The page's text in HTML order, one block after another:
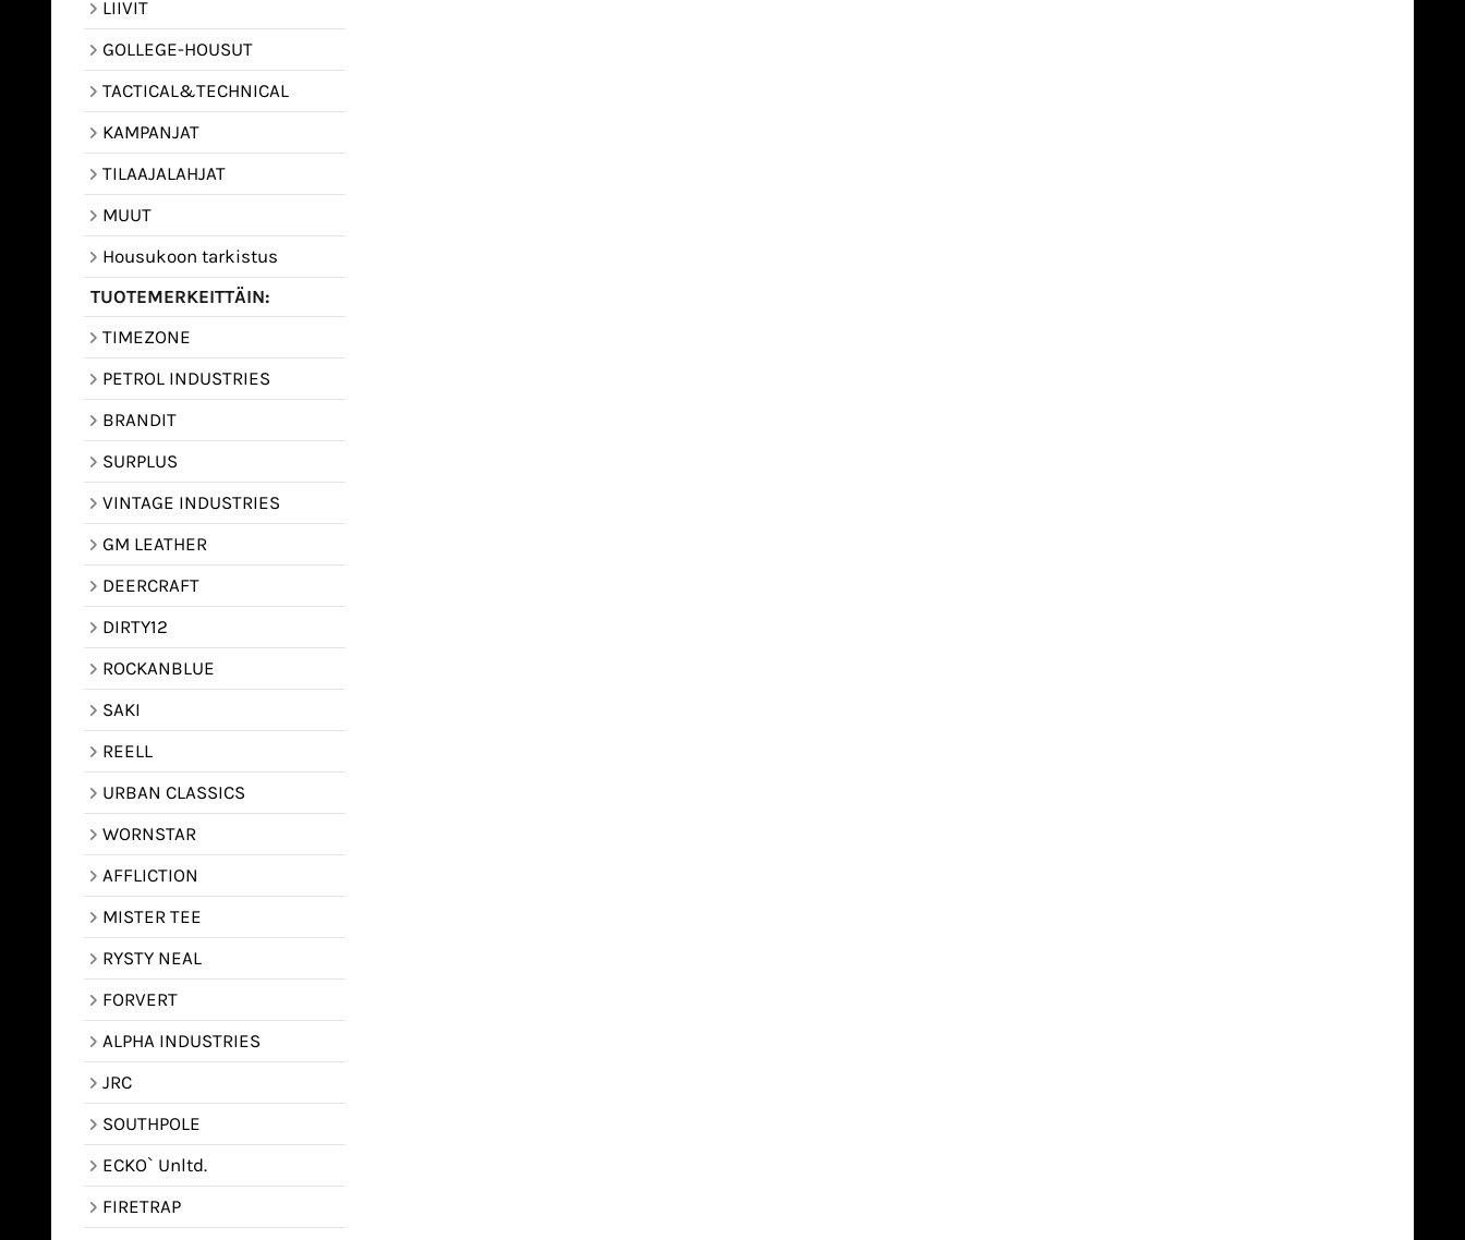
LIIVIT
GOLLEGE-HOUSUT
TACTICAL&TECHNICAL
KAMPANJAT
TILAAJALAHJAT
MUUT
Housukoon tarkistus
TUOTEMERKEITTÄIN:
TIMEZONE
PETROL INDUSTRIES
BRANDIT
SURPLUS
VINTAGE INDUSTRIES
GM LEATHER
DEERCRAFT
DIRTY12
ROCKANBLUE
SAKI
REELL
URBAN CLASSICS
WORNSTAR
AFFLICTION
MISTER TEE
RYSTY NEAL
FORVERT
ALPHA INDUSTRIES
JRC
SOUTHPOLE
ECKO` Unltd.
FIRETRAP